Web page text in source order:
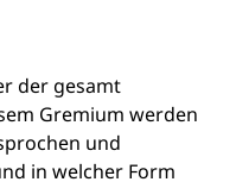
der gesamt
Gremium werden
und
in welcher Form